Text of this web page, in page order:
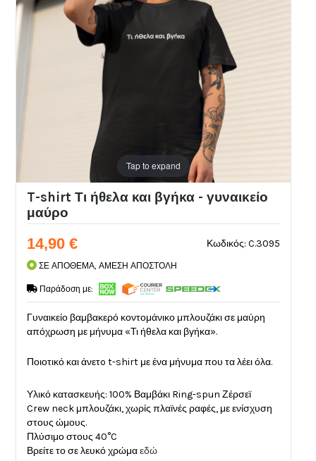
Tap to expand
T-shirt Τι ήθελα και βγήκα - γυναικείο
μαύρο
Κωδικός: C.3095
14,90 €
ΣΕ ΑΠΟΘΕΜΑ, ΑΜΕΣΗ ΑΠΟΣΤΟΛΗ
Παράδοση με:
Γυναικείο βαμβακερό κοντομάνικο μπλουζάκι σε μαύρη
απόχρωση με μήνυμα «Τι ήθελα και βγήκα».
Ποιοτικό και άνετo t-shirt με ένα μήνυμα που τα λέει όλα.
Υλικό κατασκευής: 100% Βαμβάκι Ring-spun Ζέρσεϊ
Crew neck μπλουζάκι, χωρίς πλαϊνές ραφές, με ενίσχυση
στους ώμους.
Πλύσιμο στους 40°C
Βρείτε το σε λευκό χρώμαεδώ